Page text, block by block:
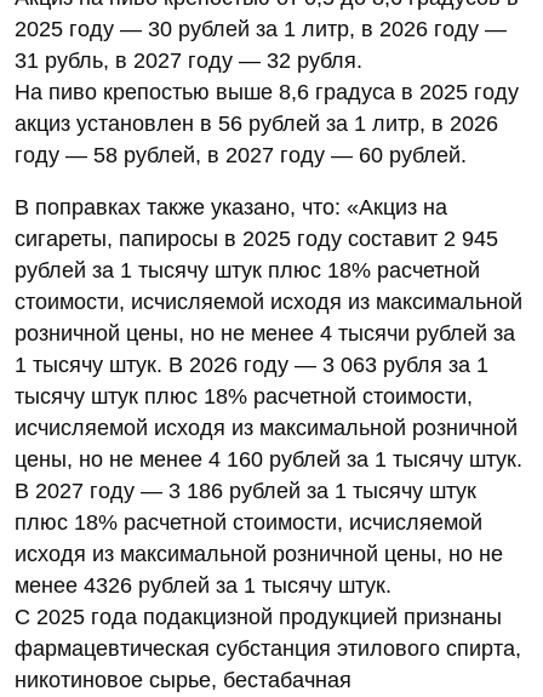
2025 году — 30 рублей за 1 литр, в 2026 году —
31 рубль, в 2027 году — 32 рубля.
На пиво крепостью выше 8,6 градуса в 2025 году
акциз установлен в 56 рублей за 1 литр, в 2026
году — 58 рублей, в 2027 году — 60 рублей.
В поправках также указано, что: «Акциз на
сигареты, папиросы в 2025 году составит 2 945
рублей за 1 тысячу штук плюс 18% расчетной
стоимости, исчисляемой исходя из максимальной
розничной цены, но не менее 4 тысячи рублей за
1 тысячу штук. В 2026 году — 3 063 рубля за 1
тысячу штук плюс 18% расчетной стоимости,
исчисляемой исходя из максимальной розничной
цены, но не менее 4 160 рублей за 1 тысячу штук.
В 2027 году — 3 186 рублей за 1 тысячу штук
плюс 18% расчетной стоимости, исчисляемой
исходя из максимальной розничной цены, но не
менее 4326 рублей за 1 тысячу штук.
С 2025 года подакцизной продукцией признаны
фармацевтическая субстанция этилового спирта,
никотиновое сырье, бестабачная